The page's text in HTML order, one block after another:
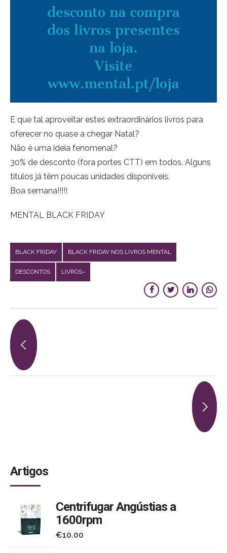
E que tal aproveitar estes extraordinários livros para
oferecer no quase a chegar Natal?
Não é uma ideia fenomenal?
30% de desconto (fora portes CTT) em todos. Alguns
títulos já têm poucas unidades disponíveis.
Boa semana!!!!!
MENTAL BLACK FRIDAY
BLACK FRIDAY BLACK FRIDAY NOS LIVROS MENTAL
DESCONTOS LIVROS~
Artigos
Centrifugar Angústias a
1600rpm
€10.00